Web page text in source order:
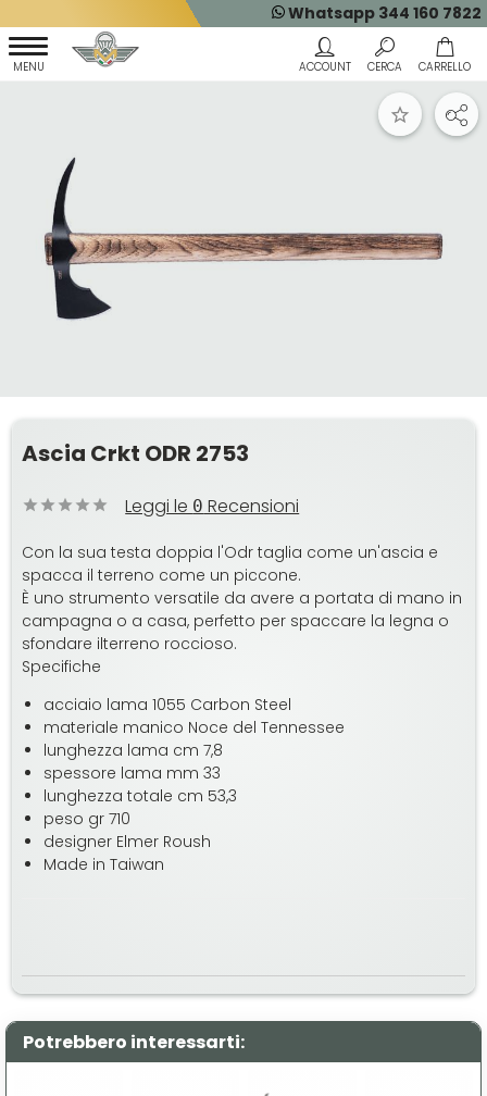
Whatsapp 344 160 7822
Ascia Crkt ODR 2753
Leggi le 0 Recensioni
Con la sua testa doppia l'Odr taglia come un'ascia e
spacca il terreno come un piccone.
È uno strumento versatile da avere a portata di mano in
campagna o a casa, perfetto per spaccare la legna o
sfondare ilterreno roccioso.
Specifiche
acciaio lama 1055 Carbon Steel
materiale manico Noce del Tennessee
lunghezza lama cm 7,8
spessore lama mm 33
lunghezza totale cm 53,3
peso gr 710
designer Elmer Roush
Made in Taiwan
Potrebbero interessarti: